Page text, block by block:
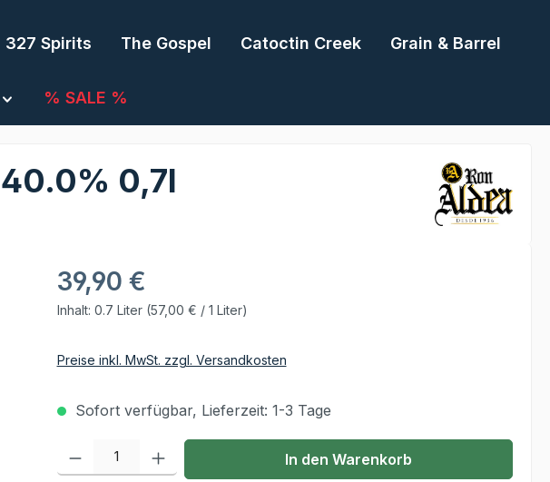
327 Spirits The Gospel Catoctin Creek Grain & Barrel
% SALE %
0,7l
39,90 €
Inhalt: 0.7 Liter (57,00 € / 1 Liter)
Preise inkl. MwSt. zzgl. Versandkosten
Sofort verfügbar, Lieferzeit: 1-3 Tage
Produkt Anzahl: Gib den gewünschten Wert ein oder benutze die Schaltflächen um die
In den Warenkorb